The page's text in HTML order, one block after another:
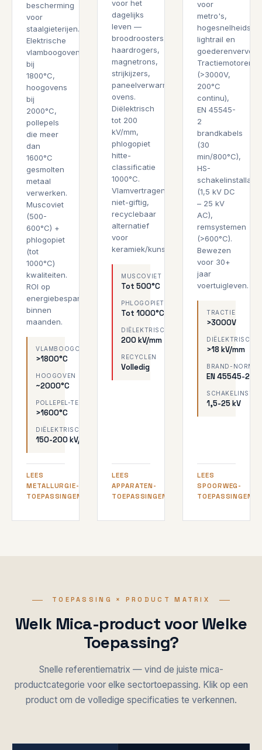
bescherming
voor
staalgieterijen.
Elektrische
vlamboogovens
bij
1800°C,
hoogovens
bij
2000°C,
pollepels
die meer
dan
1600°C
gesmolten
metaal
verwerken.
Muscoviet
(500-
600°C) +
phlogopiet
(tot
1000°C)
kwaliteiten.
ROI op
energiebesparing
binnen
maanden.
VLAMBOOGOVEN
>1800°C
HOOGOVEN
~2000°C
POLLEPEL-TEMP.
>1600°C
DIËLEKTRISCH
150-200 kV/mm
LEES
METALLURGIE-
TOEPASSINGEN
voor het
dagelijks
leven —
broodroosters,
haardrogers,
magnetrons,
strijkijzers,
paneelverwarmers,
ovens.
Diëlektrisch
tot 200
kV/mm,
phlogopiet
hitte-
classificatie
1000°C.
Vlamvertragend,
niet-giftig,
recyclebaar
alternatief
voor
keramiek/kunststoffen.
MUSCOVIET
Tot 500°C
PHLOGOPIET
Tot 1000°C
DIËLEKTRISCH
200 kV/mm
RECYCLEN
Volledig
LEES
APPARATEN-
TOEPASSINGEN
voor
metro's,
lightrail en
goederenvervoer.
Tractiemotoren
(>3000V,
200°C
continu),
EN 45545-
2
brandkabels
(30
min/800°C),
HS-
(1,5 kV DC
– 25 kV
AC),
remsystemen
(>600°C).
Bewezen
voor 30+
jaar
voertuigleven.
TRACTIE
>3000V
DIËLEKTRISCH
>18 kV/mm
BRAND-NORM
EN 45545-2
SCHAKELINST.
1,5-25 kV
LEES
SPOORWEG-
TOEPASSINGEN
TOEPASSING × PRODUCT MATRIX
Welk Mica-product voor Welke
Toepassing?
Snelle referentiematrix — vind de juiste mica-
productcategorie voor elke sectortoepassing. Klik op een
product om de volledige specificaties te verkennen.